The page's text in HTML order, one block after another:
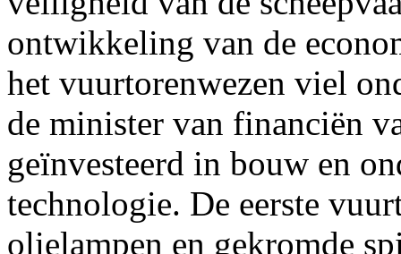
ontwikkeling van de
het vuurtorenwezen viel
de minister van financiën
geïnvesteerd in bouw en
technologie. De eerste
olielampen en gekromde